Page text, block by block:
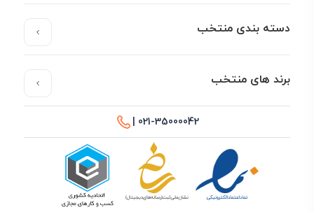
دسته بندی منتخب
برند های منتخب
021-35000042 |